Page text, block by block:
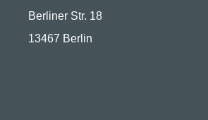
Berliner Str. 18
13467 Berlin